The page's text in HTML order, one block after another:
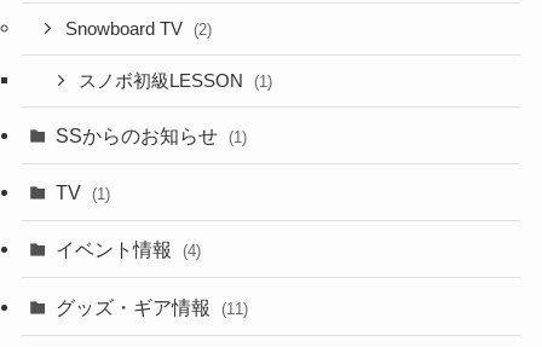
Snowboard TV (2)
スノボ初級LESSON (1)
SSからのお知らせ (1)
TV (1)
イベント情報 (4)
グッズ・ギア情報 (11)